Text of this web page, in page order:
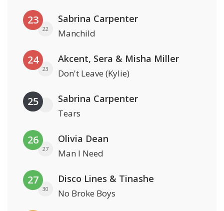
23
22
Sabrina Carpenter
Manchild
24
23
Akcent, Sera & Misha Miller
Don't Leave (Kylie)
25 Sabrina Carpenter
Tears
26
27
Olivia Dean
Man I Need
27
30
Disco Lines & Tinashe
No Broke Boys